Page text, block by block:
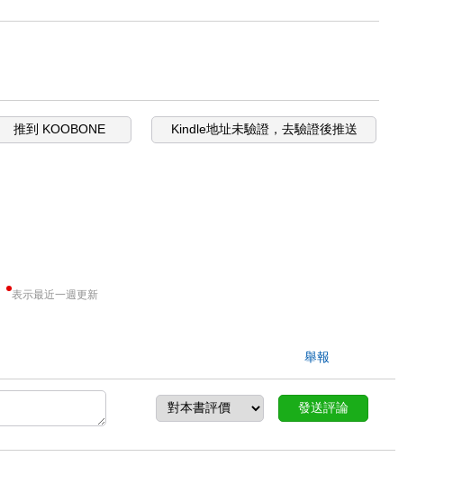
推到 KOOBONE Kindle地址未驗證，去驗證後推送
表示最近一週更新
舉報
發送評論